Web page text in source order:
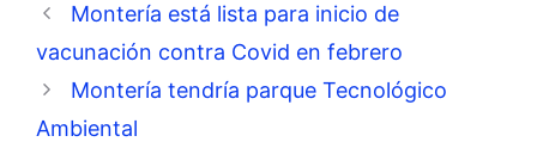
Montería está lista para inicio de
vacunación contra Covid en febrero
Montería tendría parque Tecnológico
Ambiental